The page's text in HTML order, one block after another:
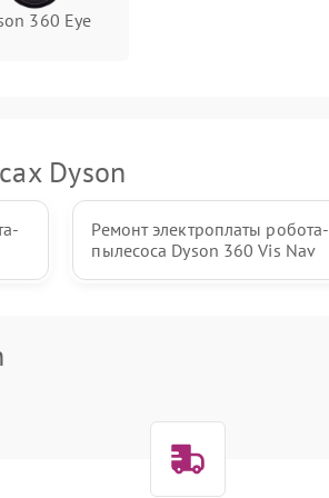
360 Eye
Dyson
Ремонт электроплаты робота-
пылесоса Dyson 360 Vis Nav